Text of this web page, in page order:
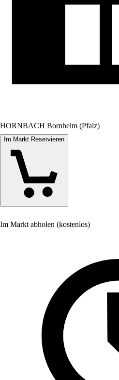
HORNBACH Bornheim (Pfalz)
Im Markt Reservieren
Im Markt abholen (kostenlos)